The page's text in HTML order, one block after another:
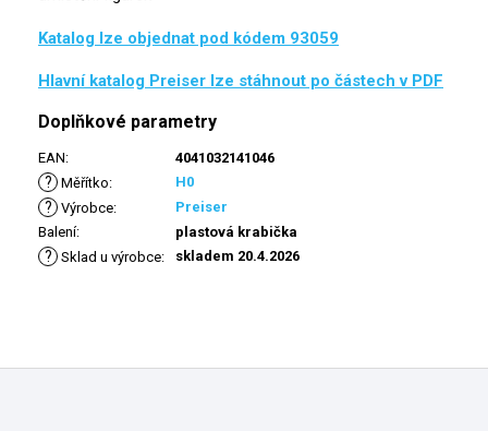
Katalog lze objednat pod kódem 93059
Hlavní katalog Preiser lze stáhnout po částech v PDF
Doplňkové parametry
EAN: 4041032141046
? Měřítko: H0
? Výrobce:
Preiser
Balení: plastová krabička
? Sklad u výrobce: skladem 20.4.2026